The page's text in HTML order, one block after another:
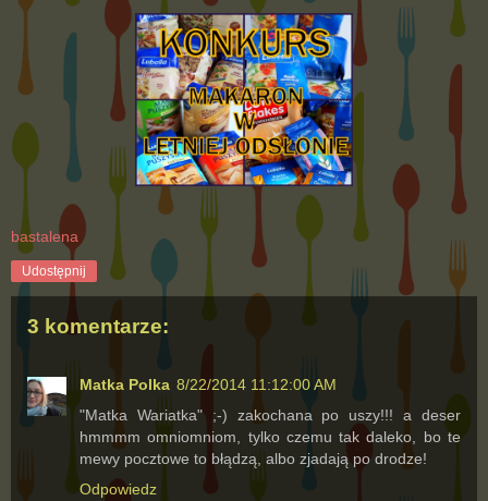
bastalena
Udostępnij
3 komentarze:
Matka Polka 8/22/2014 11:12:00 AM
"Matka Wariatka" ;-) zakochana po uszy!!! a deser
hmmmm omniomniom, tylko czemu tak daleko, bo te
mewy pocztowe to błądzą, albo zjadają po drodze!
Odpowiedz